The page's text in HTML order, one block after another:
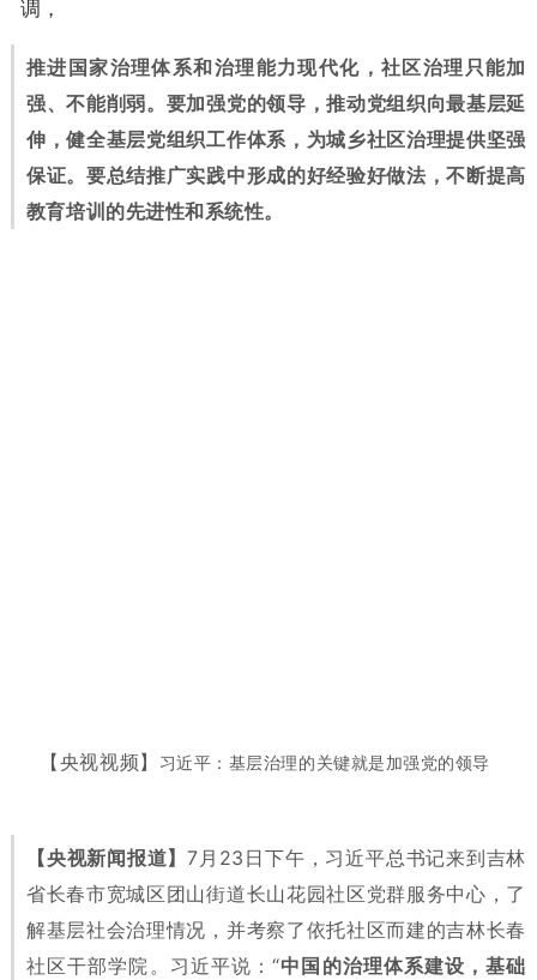
调，
推进国家治理体系和治理能力现代化，社区治理只能加
强、不能削弱。要加强党的领导，推动党组织向最基层延
伸，健全基层党组织工作体系，为城乡社区治理提供坚强
保证。要总结推广实践中形成的好经验好做法，不断提高
教育培训的先进性和系统性。
【央视视频】 习近平：基层治理的关键就是加强党的领导
【央视新闻报道】7月23日下午，习近平总书记来到吉林
省长春市宽城区团山街道长山花园社区党群服务中心，了
解基层社会治理情况，并考察了依托社区而建的吉林长春
社区干部学院。习近平说：“中国的治理体系建设，基础